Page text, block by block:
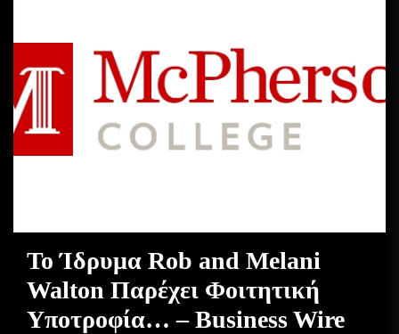
Το Ίδρυμα Rob and Melani
Walton Παρέχει Φοιτητική
Υποτροφία… – Business Wire